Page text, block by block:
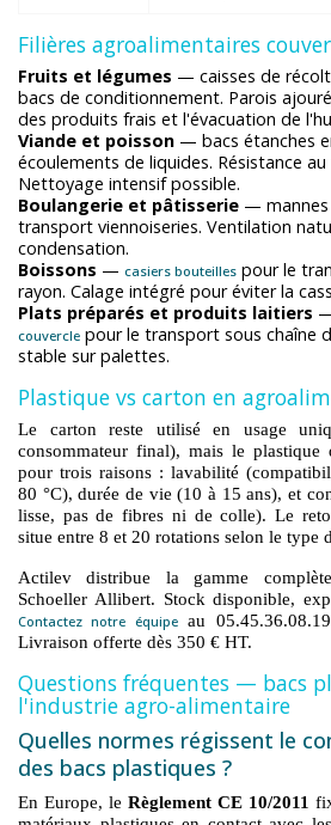
Filières agroalimentaires
Fruits et légumes — caisses de
bacs de conditionnement. Parois
des produits frais et l'évacuation de
Viande et poisson — bacs étanches
écoulements de liquides. Résistance
Nettoyage intensif possible.
Boulangerie et pâtisserie — mannes
transport viennoiseries. Ventilation
condensation.
Boissons — casiers bouteilles pour le
rayon. Calage intégré pour éviter la
Plats préparés et produits laitiers
couvercle pour le transport sous chaîne
stable sur palettes.
Plastique vs carton en
Le carton reste utilisé en usage
consommateur final), mais le
pour trois raisons : lavabilité
80 °C), durée de vie (10 à 15 ans), et
lisse, pas de fibres ni de colle). Le
situe entre 8 et 20 rotations selon le type
Actilev distribue la gamme
Schoeller Allibert. Stock disponible,
Contactez notre équipeau
Livraison offerte dès 350 € HT.
Questions fréquentes — bacs
l'industrie agro-alimentaire
Quelles normes régissent le
des bacs plastiques ?
En Europe, le Règlement CE 10/2011